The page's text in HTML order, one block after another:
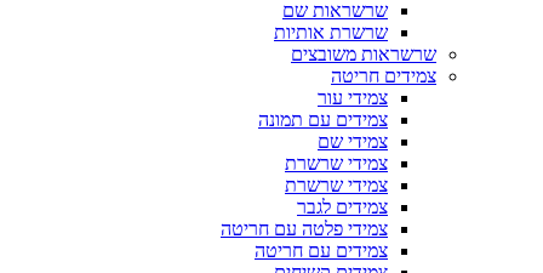
שרשראות שם
שרשרת אותיות
שרשראות משובצים
צמידים חריטה
צמידי עור
צמידים עם תמונה
צמידי שם
צמידי שרשרת
צמידי שרשרת
צמידים לגבר
צמידי פלטה עם חריטה
צמידים עם חריטה